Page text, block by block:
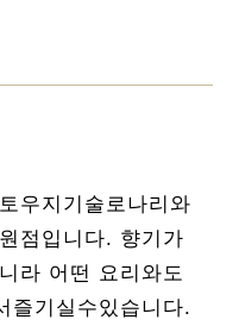
우지기술로나리와
점입니다. 향기가
라 어떤 요리와도
즐기실수있습니다.